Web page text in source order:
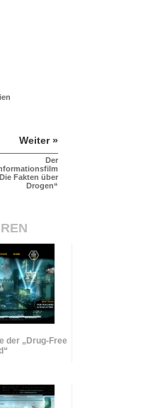
Weiter »
Der
Fakten über
Drogen“
der „Drug-Free